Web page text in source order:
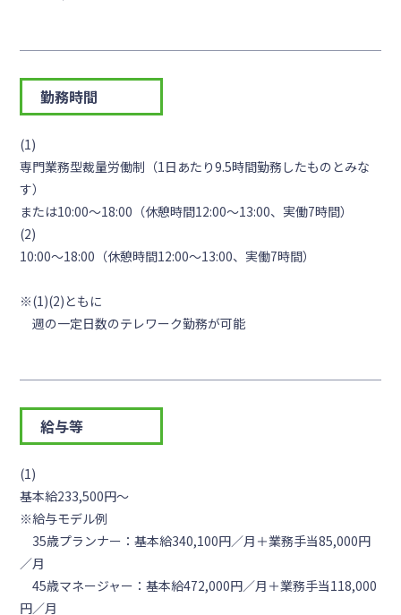
勤務時間
(1)
専門業務型裁量労働制（1日あたり9.5時間勤務したものとみな
す）
または10:00～18:00（休憩時間12:00～13:00、実働7時間）
(2)
10:00～18:00（休憩時間12:00～13:00、実働7時間）
※(1)(2)ともに
週の一定日数のテレワーク勤務が可能
給与等
(1)
基本給233,500円～
※給与モデル例
35歳プランナー：基本給340,100円／月＋業務手当85,000円
／月
45歳マネージャー：基本給472,000円／月＋業務手当118,000
円／月